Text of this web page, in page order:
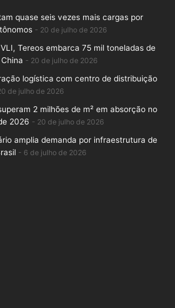
quase seis vezes mais cargas por
20 de julho de 2026
Tereos embarca 75 mil toneladas de
20 de julho de 2026
logística com centro de distribuição
de julho de 2026
2 milhões de m² em absorção no
2026
20 de julho de 2026
amplia demanda por infraestrutura de
6 de julho de 2026